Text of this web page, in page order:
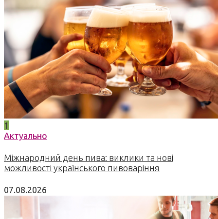
1
Актуально
Міжнародний день пива: виклики та нові
можливості українського пивоваріння
07.08.2026